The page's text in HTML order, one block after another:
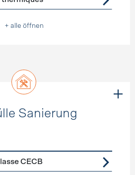
+ alle öffnen
Sanierung
Gebäudehülle Sanierung
CECB